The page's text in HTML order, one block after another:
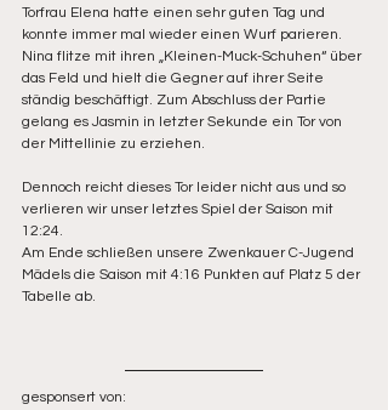
Torfrau Elena hatte einen sehr guten Tag und
konnte immer mal wieder einen Wurf parieren.
Nina flitze mit ihren „Kleinen-Muck-Schuhen“ über
das Feld und hielt die Gegner auf ihrer Seite
ständig beschäftigt. Zum Abschluss der Partie
gelang es Jasmin in letzter Sekunde ein Tor von
der Mittellinie zu erziehen.
Dennoch reicht dieses Tor leider nicht aus und so
verlieren wir unser letztes Spiel der Saison mit
12:24.
Am Ende schließen unsere Zwenkauer C-Jugend
Mädels die Saison mit 4:16 Punkten auf Platz 5 der
Tabelle ab.
gesponsert von: